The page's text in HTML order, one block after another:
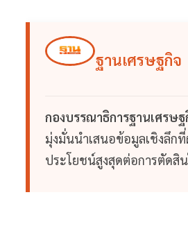
ฐานเศรษฐกิจ
กองบรรณาธิการฐานเศรษฐ
มุ่งมั่นนำเสนอข้อมูลเชิงลึก
ประโยชน์สูงสุดต่อการตัดสิ